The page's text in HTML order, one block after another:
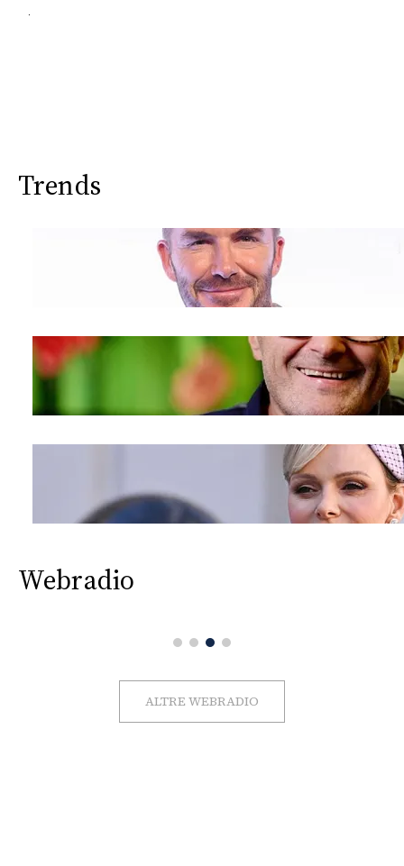
.
Trends
Webradio
ALTRE WEBRADIO